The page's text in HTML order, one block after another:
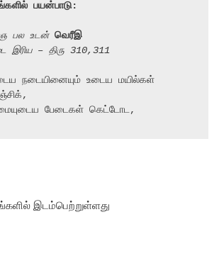
பயன்பாடு:
பல உடன் வெரீஇ
இரிய – திரு 310,311
நடையினையும் உடைய மயில்கள்
பேடைகள் கெட்டோட,
இடம்பெற்றுள்ளது